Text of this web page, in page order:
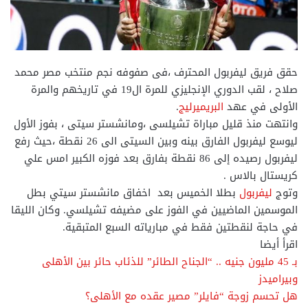
حقق فريق ليفربول المحترف ،فى صفوفه نجم منتخب مصر محمد
صلاح ، لقب الدوري الإنجليزي للمرة ال19 في تاريخهم والمرة
الأولى في عهد البريميرليج.
وانتهت منذ قليل مباراة تشيلسى ،ومانشستر سيتى ، بفوز الأول
ليوسع ليفربول الفارق بينه وبين السيتى الى 26 نقطة ،حيث رفع
ليفربول رصيده إلى 86 نقطة بفارق بعد فوزه الكبير امس علي
كريستال بالاس .
وتوج ليفربول بطلا الخميس بعد اخفاق مانشستر سيتي بطل
الموسمين الماضيين في الفوز على مضيفه تشيلسي. وكان الليقا
في حاجة لنقطتين فقط في مبارياته السبع المتبقية.
اقرأ أيضا
بـ 45 مليون جنيه .. “الجناح الطائر” للذئاب حائر بين الأهلى
وبيراميدز
هل تحسم زوجة “فايلر” مصير عقده مع الأهلى؟